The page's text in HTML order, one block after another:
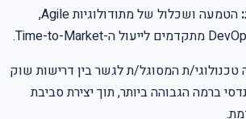
הטמעה ושכלול של מתודולוגיות Agile,
ת המסוגל/ת לגשר בין דרישות שוק
ברמה הגבוהה ביותר, תוך יצירת סביבת